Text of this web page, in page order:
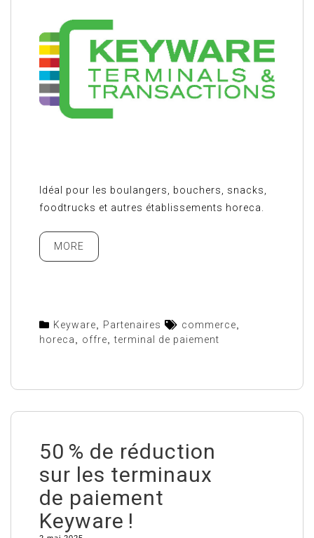
Idéal pour les boulangers, bouchers, snacks,
foodtrucks et autres établissements horeca.
MORE
Keyware Partenaires commerce
horeca
offre ,terminal de paiement
50 % de réduction
sur les terminaux
de paiement
Keyware !